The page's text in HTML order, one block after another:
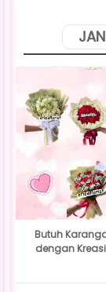
Butuh
dengan